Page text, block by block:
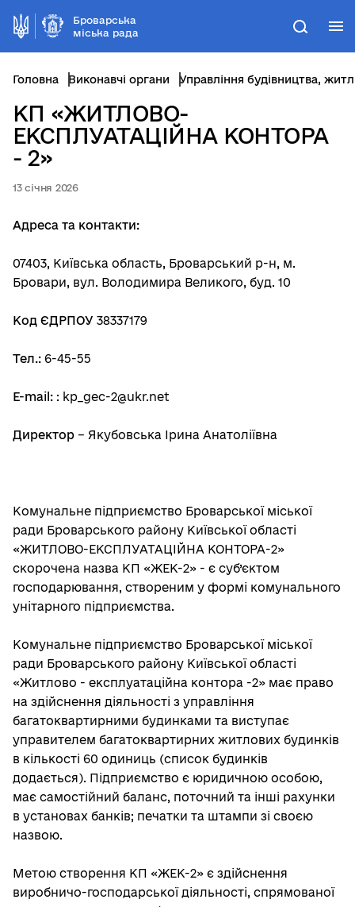
Броварська
міська рада
Пошук
Головна Виконавчі органи
КП «ЖИТЛОВО-
ЕКСПЛУАТАЦІЙНА КОНТОРА
- 2»
13 січня 2026
Адреса та контакти:
07403, Київська область, Броварський р-н, м.
Бровари, вул. Володимира Великого, буд. 10
Код ЄДРПОУ 38337179
Тел.: 6-45-55
E-mail: : kp_gec-2@ukr.net
Директор – Якубовська Ірина Анатоліївна
Комунальне підприємство Броварської міської
ради Броварського району Київської області
«ЖИТЛОВО-ЕКСПЛУАТАЦІЙНА КОНТОРА-2»
скорочена назва КП «ЖЕК-2» - є суб’єктом
господарювання, створеним у формі комунального
унітарного підприємства.
Комунальне підприємство Броварської міської
ради Броварського району Київської області
«Житлово - експлуатаційна контора -2» має право
на здійснення діяльності з управління
багатоквартирними будинками та виступає
управителем багатоквартирних житлових будинків
в кількості 60 одиниць (список будинків
додається). Підприємство є юридичною особою,
має самостійний баланс, поточний та інші рахунки
в установах банків; печатки та штампи зі своєю
назвою.
Метою створення КП «ЖЕК-2» є здійснення
виробничо-господарської діяльності, спрямованої